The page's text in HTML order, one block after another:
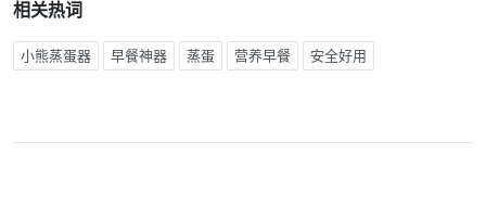
相关热词
小熊蒸蛋器 早餐神器 蒸蛋 营养早餐 安全好用